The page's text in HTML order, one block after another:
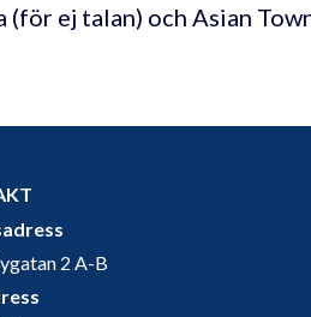
ej talan) och Asian
2 A-B